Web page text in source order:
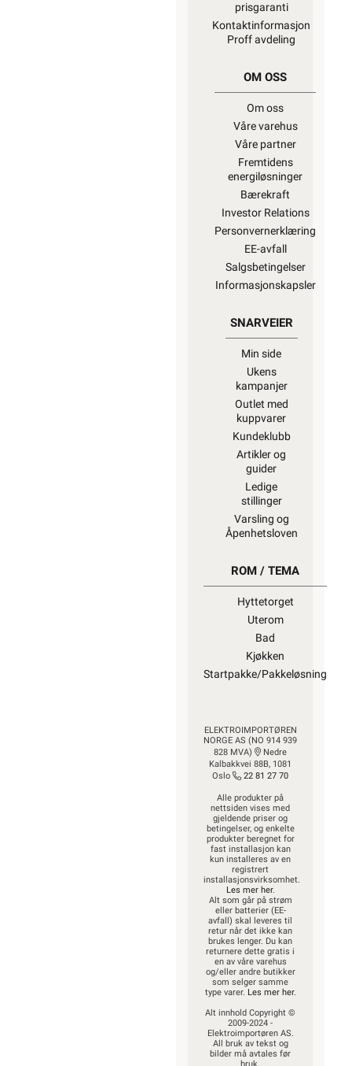
prisgaranti
Kontaktinformasjon
Proff avdeling
OM OSS
Om oss
Våre varehus
Våre partner
Fremtidens
energiløsninger
Bærekraft
Investor Relations
Personvernerklæring
EE-avfall
Salgsbetingelser
Informasjonskapsler
SNARVEIER
Min side
Ukens
kampanjer
Outlet med
kuppvarer
Kundeklubb
Artikler og
guider
Ledige
stillinger
Varsling og
Åpenhetsloven
ROM / TEMA
Hyttetorget
Uterom
Bad
Kjøkken
Startpakke/Pakkeløsning
ELEKTROIMPORTØREN
NORGE AS (NO 914 939
828 MVA)
Nedre
Kalbakkvei 88B, 1081
Oslo
22 81 27 70
Alle produkter på
nettsiden vises med
gjeldende priser og
betingelser, og enkelte
produkter beregnet for
fast installasjon kan
kun installeres av en
registrert
installasjonsvirksomhet.
Les mer her.
Alt som går på strøm
eller batterier (EE-
avfall) skal leveres til
retur når det ikke kan
brukes lenger. Du kan
returnere dette gratis i
en av våre varehus
og/eller andre butikker
som selger samme
type varer. Les mer her.
Alt innhold Copyright ©
2009-2024 -
Elektroimportøren AS.
All bruk av tekst og
bilder må avtales før